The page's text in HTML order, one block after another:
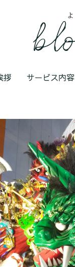
拶 サービス内容